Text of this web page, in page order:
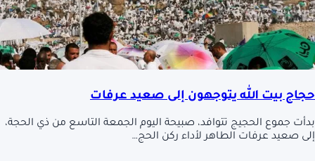
حجاج بيت الله يتوجهون إلى صعيد عرفات
بدأت جموع الحجيج تتوافد، صبيحة اليوم الجمعة التاسع من ذي الحجة،
إلى صعيد عرفات الطاهر لأداء ركن الحج…